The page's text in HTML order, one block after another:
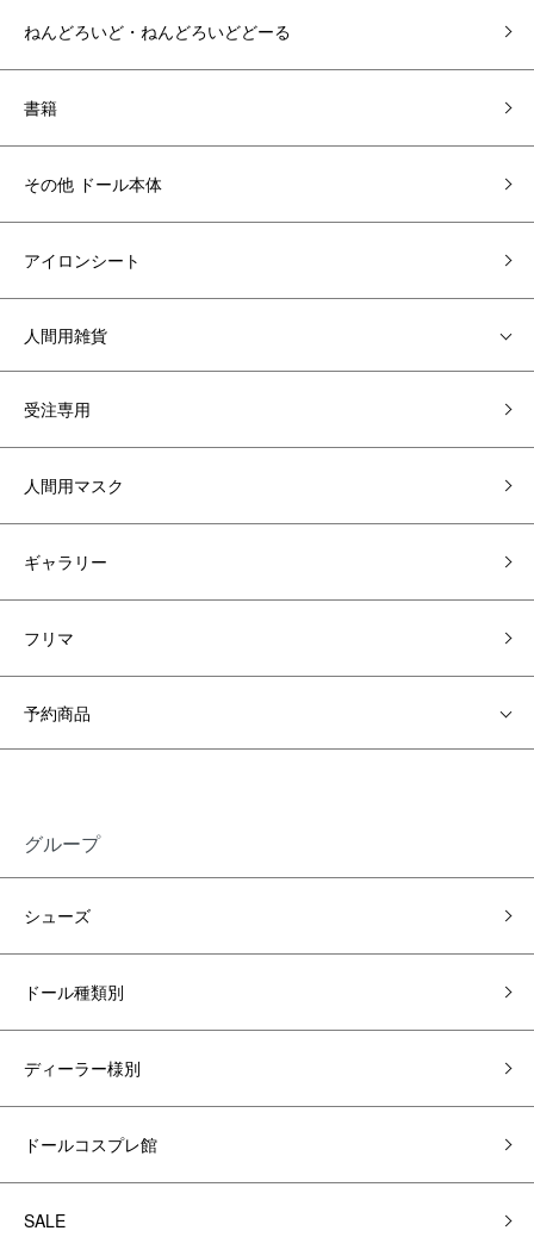
ねんどろいど・ねんどろいどどーる
書籍
その他 ドール本体
アイロンシート
人間用雑貨
受注専用
人間用マスク
ギャラリー
フリマ
予約商品
グループ
シューズ
ドール種類別
ディーラー様別
ドールコスプレ館
SALE